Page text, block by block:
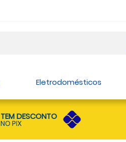
Eletrodomésticos
TEM DESCONTO
NO PIX